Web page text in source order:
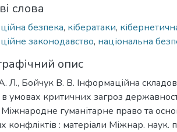
слова
безпека, кібератаки,
законодавство, національна
опис
Л., Бойчук В. В. Інформаційна
умовах критичних загроз
Міжнародне гуманітарне право та
конфліктів : матеріали Міжнар. наук.